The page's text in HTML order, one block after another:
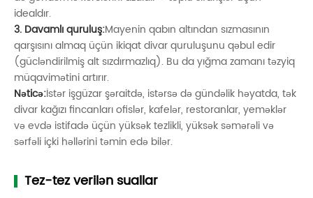
idealdır.
3. Davamlı quruluş:Mayenin qabın altından sızmasının
qarşısını almaq üçün ikiqat divar quruluşunu qəbul edir
(gücləndirilmiş alt sızdırmazlıq). Bu da yığma zamanı təzyiq
müqavimətini artırır.
Nəticə:İstər işgüzar şəraitdə, istərsə də gündəlik həyatda, tək
divar kağızı fincanları ofislər, kafelər, restoranlar, yeməklər
və evdə istifadə üçün yüksək tezlikli, yüksək səmərəli və
sərfəli içki həllərini təmin edə bilər.
Tez-tez verilən suallar